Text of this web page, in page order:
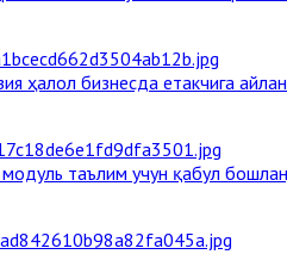
ҳалол бизнесда етакчига
таълим учун қабул